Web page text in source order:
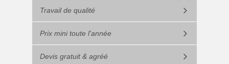
Travail de qualité
Prix mini toute l'année
Devis gratuit & agréé